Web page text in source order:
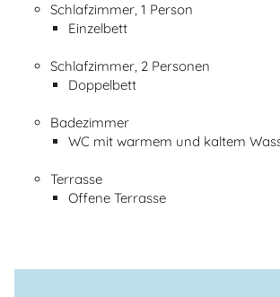
Schlafzimmer, 1 Person
Einzelbett
Schlafzimmer, 2 Personen
Doppelbett
Badezimmer
WC mit warmem und kaltem
Terrasse
Offene Terrasse